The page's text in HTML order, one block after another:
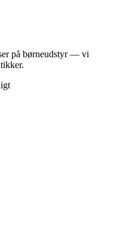
på børneudstyr — vi